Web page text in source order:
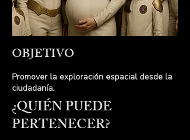
OBJETIVO
Promover la exploración espacial desde la
ciudadanía.
¿QUIÉN PUEDE
PERTENECER?